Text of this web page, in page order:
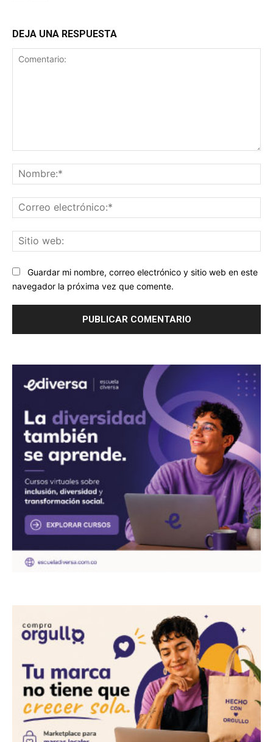
DEJA UNA RESPUESTA
Guardar mi nombre, correo electrónico y sitio web en este
navegador la próxima vez que comente.